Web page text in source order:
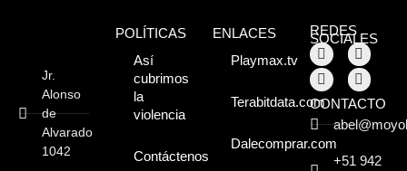
lleno de atractivos
sorprendentes,
¡Descúbrelos!
Jr.
Alonso
de
Alvarado
1042
POLÍTICAS
Así
cubrimos
la
violencia
Contáctenos
ENLACES
Playmax.tv
Terabitdata.com
Dalecomprar.com
REDES
SOCIALES
CONTACTO
+51 942